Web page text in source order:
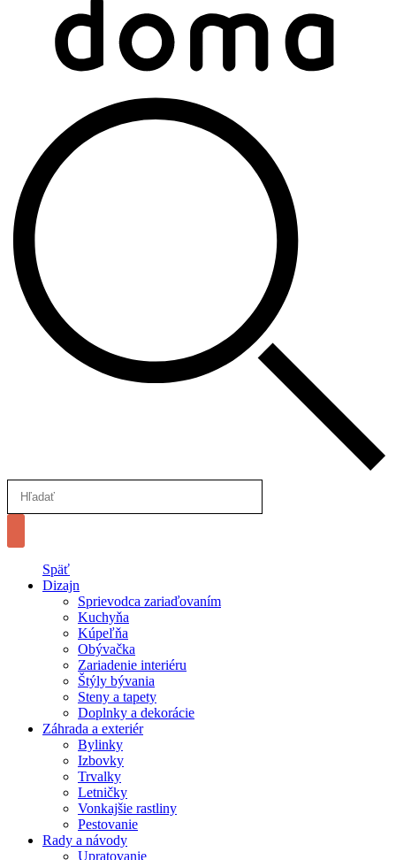
Späť
Dizajn
Sprievodca zariaďovaním
Kuchyňa
Kúpeľňa
Obývačka
Zariadenie interiéru
Štýly bývania
Steny a tapety
Doplnky a dekorácie
Záhrada a exteriér
Bylinky
Izbovky
Trvalky
Letničky
Vonkajšie rastliny
Pestovanie
Rady a návody
Upratovanie